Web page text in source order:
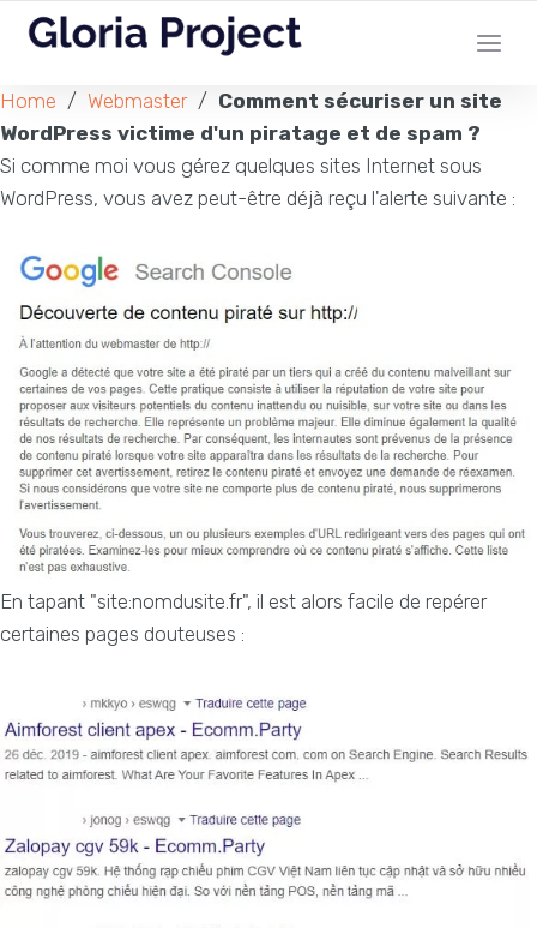
Home / Webmaster / Comment sécuriser un site
WordPress victime d'un piratage et de spam ?
Si comme moi vous gérez quelques sites Internet sous
WordPress, vous avez peut-être déjà reçu l'alerte suivante :
En tapant "site:nomdusite.fr", il est alors facile de repérer
certaines pages douteuses :